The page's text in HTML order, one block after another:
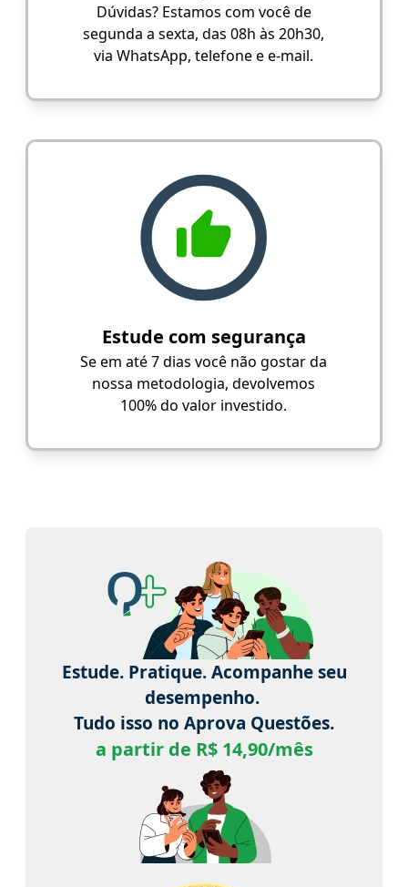
Dúvidas? Estamos com você de
segunda a sexta, das 08h às 20h30,
via WhatsApp, telefone e e-mail.
Estude com segurança
Se em até 7 dias você não gostar da
nossa metodologia, devolvemos
100% do valor investido.
Estude. Pratique. Acompanhe seu
desempenho.
Tudo isso no Aprova Questões.
a partir de R$ 14,90/mês